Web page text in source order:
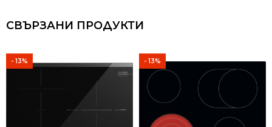
СВЪРЗАНИ ПРОДУКТИ
- 13% - 13%